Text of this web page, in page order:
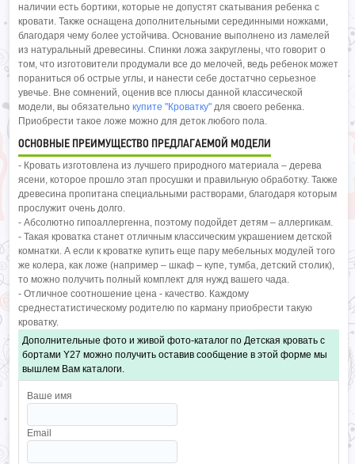
наличии есть бортики, которые не допустят скатывания ребенка с
кровати. Также оснащена дополнительными серединными ножками,
благодаря чему более устойчива. Основание выполнено из ламелей
из натуральный древесины. Спинки ложа закруглены, что говорит о
том, что изготовители продумали все до мелочей, ведь ребенок может
пораниться об острые углы, и нанести себе достатчно серьезное
увечье. Вне сомнений, оценив все плюсы данной классической
модели, вы обязательно купите "Кроватку"для своего ребенка.
Приобрести такое ложе можно для деток любого пола.
ОСНОВНЫЕ ПРЕИМУЩЕСТВО ПРЕДЛАГАЕМОЙ МОДЕЛИ
- Кровать изготовлена из лучшего природного материала – дерева
ясени, которое прошло этап просушки и правильную обработку. Также
древесина пропитана специальными растворами, благодаря которым
прослужит очень долго.
- Абсолютно гипоаллергенна, поэтому подойдет детям – аллергикам.
- Такая кроватка станет отличным классическим украшением детской
комнатки. А если к кроватке купить еще пару мебельных модулей того
же колера, как ложе (например – шкаф – купе, тумба, детский столик),
то можно получить полный комплект для нужд вашего чада.
- Отличное соотношение цена - качество. Каждому
среднестатистическому родителю по карману приобрести такую
кроватку.
Дополнительные фото и живой фото-каталог по Детская кровать с
бортами Y27 можно получить оставив сообщение в этой форме мы
вышлем Вам каталоги.
Ваше имя
Email